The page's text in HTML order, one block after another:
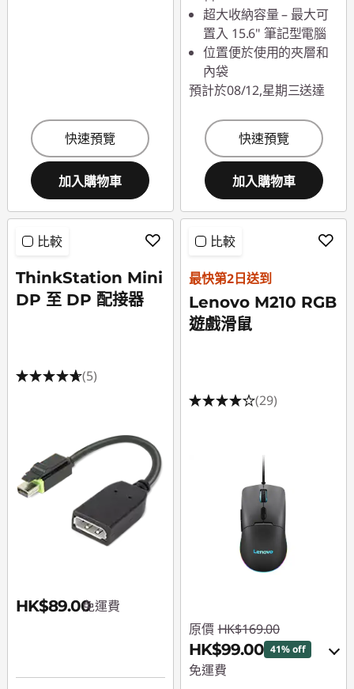
快速預覽
加入購物車
超大收納容量 – 最大可
置入 15.6" 筆記型電腦
位置便於使用的夾層和
內袋
預計於08/12,星期三送達
快速預覽
加入購物車
比較
ThinkStation Mini
DP 至 DP 配接器
(5)
HK$89.00免運費
比較
最快第2日送到
Lenovo M210 RGB
遊戲滑鼠
(29)
原價 HK$169.00
HK$99.00 41% off
免運費